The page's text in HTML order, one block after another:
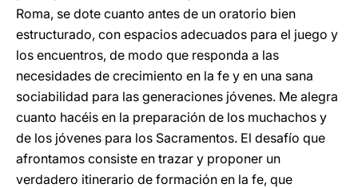
Roma, se dote cuanto antes de un oratorio bien
estructurado, con espacios adecuados para el juego y
los encuentros, de modo que responda a las
necesidades de crecimiento en la fe y en una sana
sociabilidad para las generaciones jóvenes. Me alegra
cuanto hacéis en la preparación de los muchachos y
de los jóvenes para los Sacramentos. El desafío que
afrontamos consiste en trazar y proponer un
verdadero itinerario de formación en la fe, que